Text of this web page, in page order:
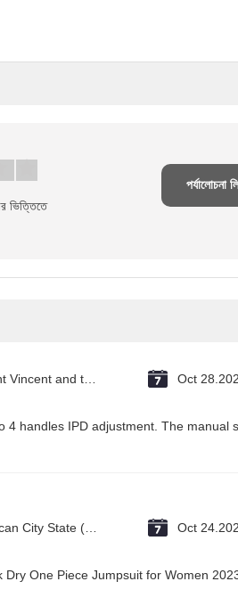
ভিত্তিতে
পর্যালোচনা
Oct
4 handles IPD adjustment. The manual
Oct
Dry One Piece Jumpsuit for Women